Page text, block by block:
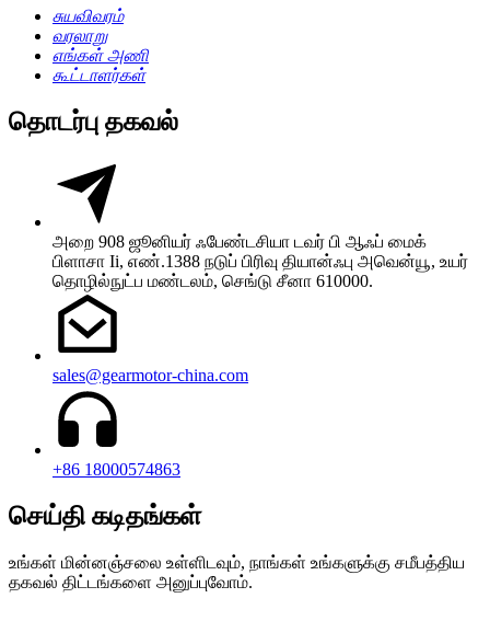
சுயவிவரம்
வரலாறு
எங்கள் அணி
கூட்டாளர்கள்
தொடர்பு தகவல்
அறை 908 ஜூனியர் ஃபேண்டசியா டவர் பி ஆஃப் மைக்
பிளாசா Ii, எண்.1388 நடுப் பிரிவு தியான்ஃபு அவென்யூ, உயர்
தொழில்நுட்ப மண்டலம், செங்டு சீனா 610000.
sales@gearmotor-china.com
+86 18000574863
செய்தி கடிதங்கள்
உங்கள் மின்னஞ்சலை உள்ளிடவும், நாங்கள் உங்களுக்கு சமீபத்திய
தகவல் திட்டங்களை அனுப்புவோம்.